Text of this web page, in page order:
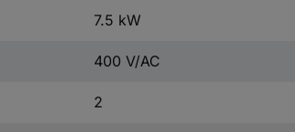
7.5 kW
400 V/AC
2